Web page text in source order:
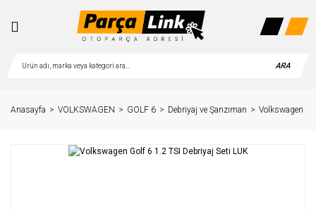
ARA
Anasayfa VOLKSWAGEN GOLF 6 Debriyaj ve Şanzıman Volkswagen